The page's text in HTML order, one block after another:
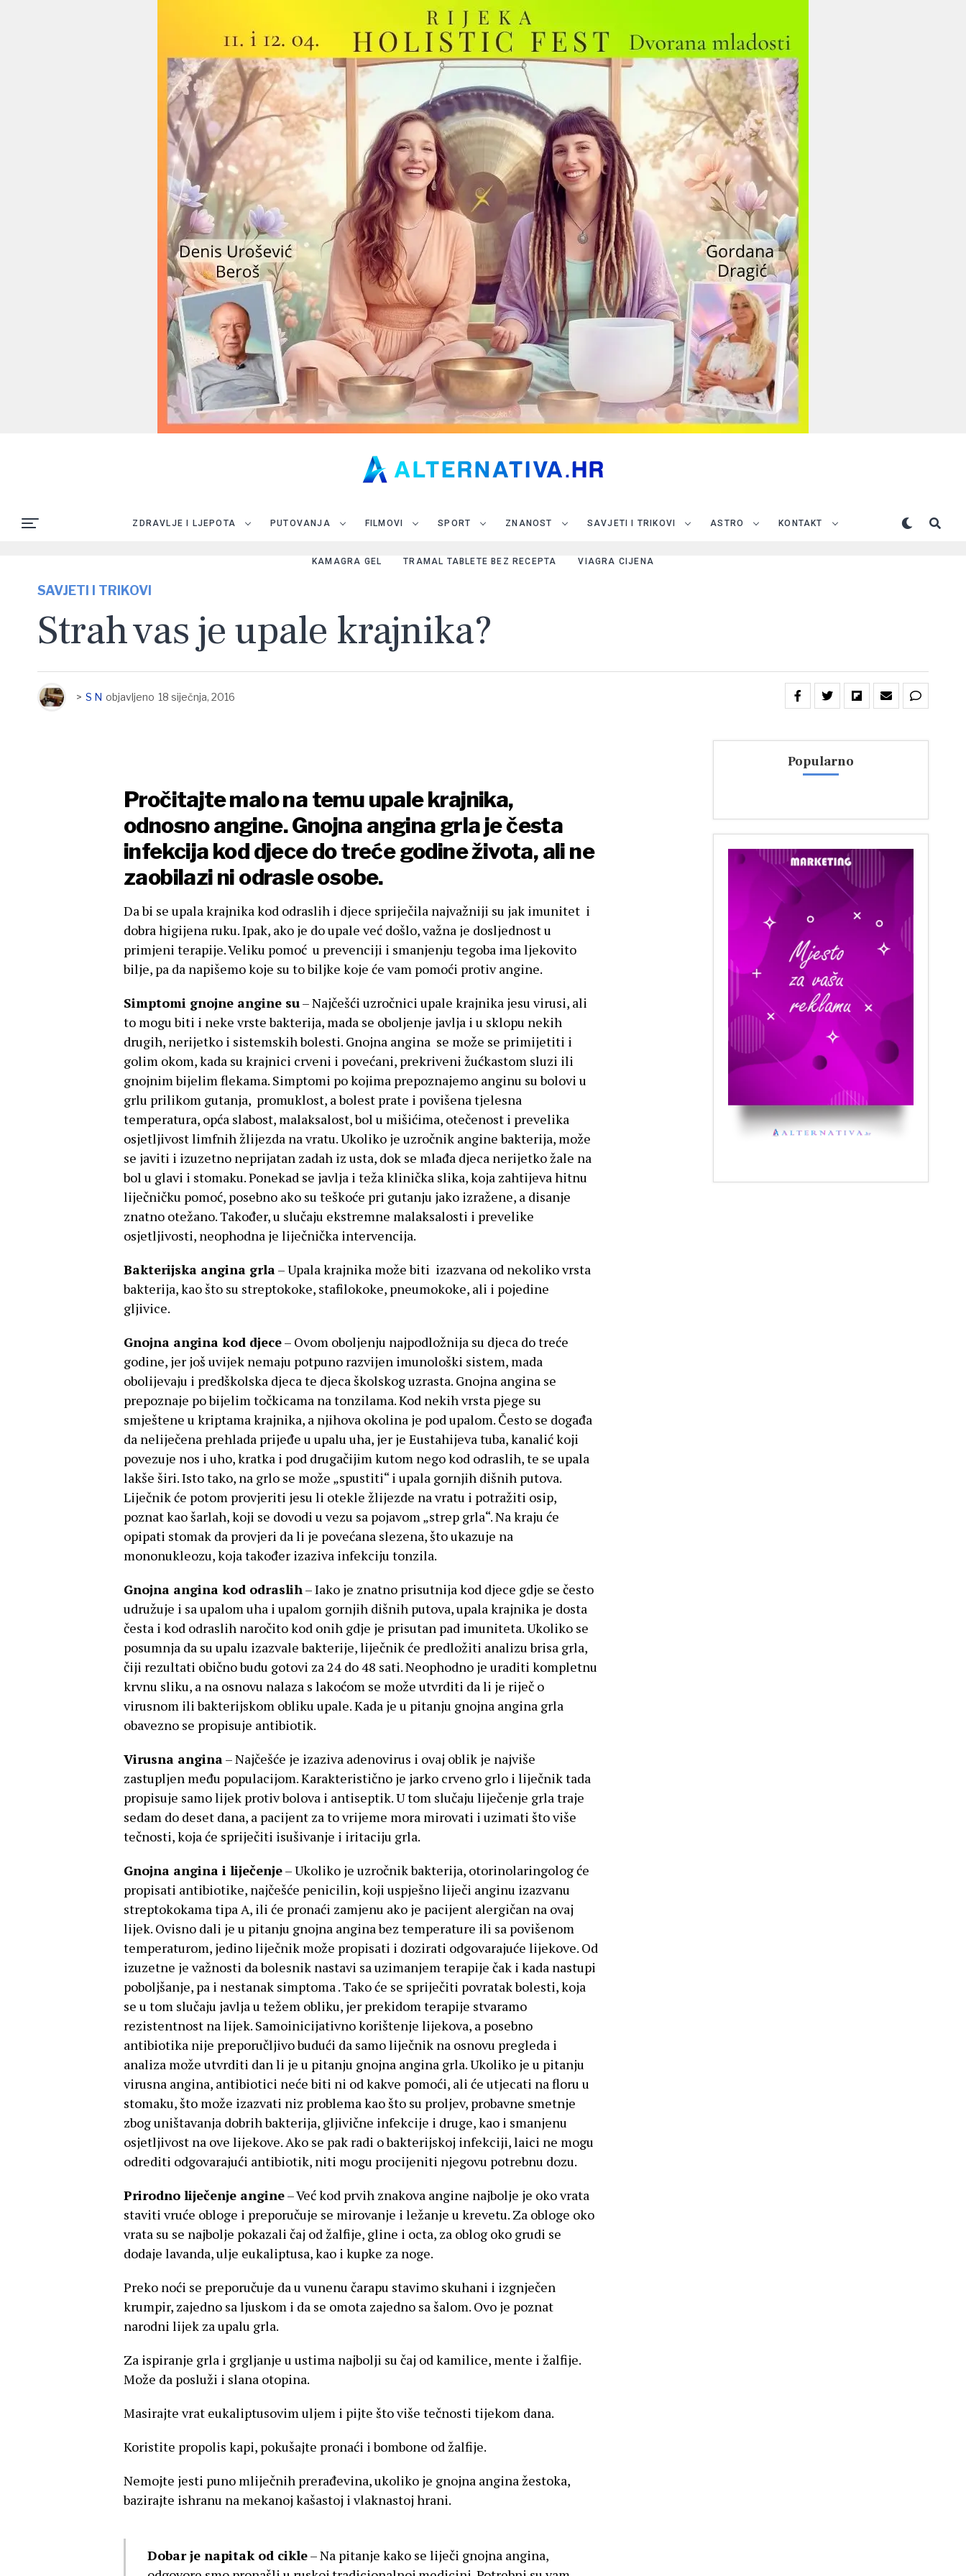
ZDRAVLJE I LJEPOTA PUTOVANJA FILMOVI SPORT ZNANOST SAVJETI I TRIKOVI ASTRO KONTAKT
KAMAGRA GEL TRAMAL TABLETE BEZ RECEPTA VIAGRA CIJENA
SAVJETI I TRIKOVI
Strah vas je upale krajnika?
> S N objavljeno 18 siječnja, 2016
Pročitajte malo na temu upale krajnika,
odnosno angine. Gnojna angina grla je česta
infekcija kod djece do treće godine života, ali ne
zaobilazi ni odrasle osobe.
Da bi se upala krajnika kod odraslih i djece spriječila najvažniji su jak imunitet i
dobra higijena ruku. Ipak, ako je do upale već došlo, važna je dosljednost u
primjeni terapije. Veliku pomoć u prevenciji i smanjenju tegoba ima ljekovito
bilje, pa da napišemo koje su to biljke koje će vam pomoći protiv angine.
Simptomi gnojne angine su– Najčešći uzročnici upale krajnika jesu virusi, ali
to mogu biti i neke vrste bakterija, mada se oboljenje javlja i u sklopu nekih
drugih, nerijetko i sistemskih bolesti. Gnojna angina se može se primijetiti i
golim okom, kada su krajnici crveni i povećani, prekriveni žućkastom sluzi ili
gnojnim bijelim flekama. Simptomi po kojima prepoznajemo anginu su bolovi u
grlu prilikom gutanja, promuklost, a bolest prate i povišena tjelesna
temperatura, opća slabost, malaksalost, bol u mišićima, otečenost i prevelika
osjetljivost limfnih žlijezda na vratu. Ukoliko je uzročnik angine bakterija, može
se javiti i izuzetno neprijatan zadah iz usta, dok se mlađa djeca nerijetko žale na
bol u glavi i stomaku. Ponekad se javlja i teža klinička slika, koja zahtijeva hitnu
liječničku pomoć, posebno ako su teškoće pri gutanju jako izražene, a disanje
znatno otežano. Također, u slučaju ekstremne malaksalosti i prevelike
osjetljivosti, neophodna je liječnička intervencija.
Bakterijska angina grla– Upala krajnika može biti izazvana od nekoliko vrsta
bakterija, kao što su streptokoke, stafilokoke, pneumokoke, ali i pojedine
gljivice.
Gnojna angina kod djece– Ovom oboljenju najpodložnija su djeca do treće
godine, jer još uvijek nemaju potpuno razvijen imunološki sistem, mada
obolijevaju i predškolska djeca te djeca školskog uzrasta. Gnojna angina se
prepoznaje po bijelim točkicama na tonzilama. Kod nekih vrsta pjege su
smještene u kriptama krajnika, a njihova okolina je pod upalom. Često se događa
da neliječena prehlada prijeđe u upalu uha, jer je Eustahijeva tuba, kanalić koji
povezuje nos i uho, kratka i pod drugačijim kutom nego kod odraslih, te se upala
lakše širi. Isto tako, na grlo se može „spustiti“ i upala gornjih dišnih putova.
Liječnik će potom provjeriti jesu li otekle žlijezde na vratu i potražiti osip,
poznat kao šarlah, koji se dovodi u vezu sa pojavom „strep grla“. Na kraju će
opipati stomak da provjeri da li je povećana slezena, što ukazuje na
mononukleozu, koja također izaziva infekciju tonzila.
Gnojna angina kod odraslih– Iako je znatno prisutnija kod djece gdje se često
udružuje i sa upalom uha i upalom gornjih dišnih putova, upala krajnika je dosta
česta i kod odraslih naročito kod onih gdje je prisutan pad imuniteta. Ukoliko se
posumnja da su upalu izazvale bakterije, liječnik će predložiti analizu brisa grla,
čiji rezultati obično budu gotovi za 24 do 48 sati. Neophodno je uraditi kompletnu
krvnu sliku, a na osnovu nalaza s lakoćom se može utvrditi da li je riječ o
virusnom ili bakterijskom obliku upale. Kada je u pitanju gnojna angina grla
obavezno se propisuje antibiotik.
Virusna angina– Najčešće je izaziva adenovirus i ovaj oblik je najviše
zastupljen među populacijom. Karakteristično je jarko crveno grlo i liječnik tada
propisuje samo lijek protiv bolova i antiseptik. U tom slučaju liječenje grla traje
sedam do deset dana, a pacijent za to vrijeme mora mirovati i uzimati što više
tečnosti, koja će spriječiti isušivanje i iritaciju grla.
Gnojna angina i liječenje– Ukoliko je uzročnik bakterija, otorinolaringolog će
propisati antibiotike, najčešće penicilin, koji uspješno liječi anginu izazvanu
streptokokama tipa A, ili će pronaći zamjenu ako je pacijent alergičan na ovaj
lijek. Ovisno dali je u pitanju gnojna angina bez temperature ili sa povišenom
temperaturom, jedino liječnik može propisati i dozirati odgovarajuće lijekove. Od
izuzetne je važnosti da bolesnik nastavi sa uzimanjem terapije čak i kada nastupi
poboljšanje, pa i nestanak simptoma . Tako će se spriječiti povratak bolesti, koja
se u tom slučaju javlja u težem obliku, jer prekidom terapije stvaramo
rezistentnost na lijek. Samoinicijativno korištenje lijekova, a posebno
antibiotika nije preporučljivo budući da samo liječnik na osnovu pregleda i
analiza može utvrditi dan li je u pitanju gnojna angina grla. Ukoliko je u pitanju
virusna angina, antibiotici neće biti ni od kakve pomoći, ali će utjecati na floru u
stomaku, što može izazvati niz problema kao što su proljev, probavne smetnje
zbog uništavanja dobrih bakterija, gljivične infekcije i druge, kao i smanjenu
osjetljivost na ove lijekove. Ako se pak radi o bakterijskoj infekciji, laici ne mogu
odrediti odgovarajući antibiotik, niti mogu procijeniti njegovu potrebnu dozu.
Prirodno liječenje angine– Već kod prvih znakova angine najbolje je oko vrata
staviti vruće obloge i preporučuje se mirovanje i ležanje u krevetu. Za obloge oko
vrata su se najbolje pokazali čaj od žalfije, gline i octa, za oblog oko grudi se
dodaje lavanda, ulje eukaliptusa, kao i kupke za noge.
Preko noći se preporučuje da u vunenu čarapu stavimo skuhani i izgnječen
krumpir, zajedno sa ljuskom i da se omota zajedno sa šalom. Ovo je poznat
narodni lijek za upalu grla.
Za ispiranje grla i grgljanje u ustima najbolji su čaj od kamilice, mente i žalfije.
Može da posluži i slana otopina.
Masirajte vrat eukaliptusovim uljem i pijte što više tečnosti tijekom dana.
Koristite propolis kapi, pokušajte pronaći i bombone od žalfije.
Nemojte jesti puno mliječnih prerađevina, ukoliko je gnojna angina žestoka,
bazirajte ishranu na mekanoj kašastoj i vlaknastoj hrani.
Dobar je napitak od cikle– Na pitanje kako se liječi gnojna angina,
Popularno